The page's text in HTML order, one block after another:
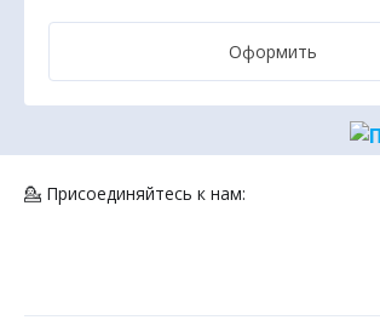
Оформить
💁 Присоединяйтесь к нам: